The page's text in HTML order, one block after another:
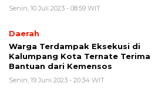
Senin, 10 Juli 2023 - 08:59 WIT
Daerah
Warga Terdampak Eksekusi di
Kalumpang Kota Ternate Terima
Bantuan dari Kemensos
Senin, 19 Juni 2023 - 20:34 WIT